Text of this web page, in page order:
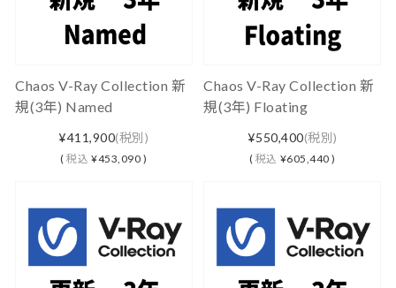
Chaos V-Ray Collection 新
規(3年) Named
¥411,900(税別)
(税込 ¥453,090 )
Chaos V-Ray Collection 新
規(3年) Floating
¥550,400(税別)
( 税込 ¥605,440 )